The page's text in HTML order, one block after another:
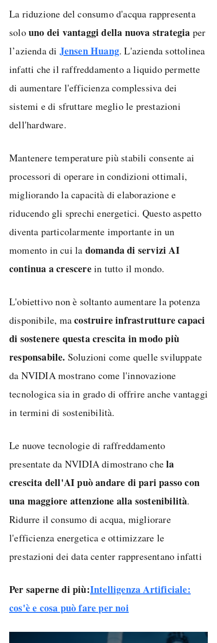
La riduzione del consumo d'acqua rappresenta
solouno dei vantaggi della nuova strategia per
l’azienda di Jensen Huang. L'azienda sottolinea
infatti che il raffreddamento a liquido permette
di aumentare l'efficienza complessiva dei
sistemi e di sfruttare meglio le prestazioni
dell'hardware.
Mantenere temperature più stabili consente ai
processori di operare in condizioni ottimali,
migliorando la capacità di elaborazione e
riducendo gli sprechi energetici. Questo aspetto
diventa particolarmente importante in un
momento in cui la domanda di servizi AI
continua a crescerein tutto il mondo.
L'obiettivo non è soltanto aumentare la potenza
disponibile, macostruire infrastrutture capaci
di sostenere questa crescita in modo più
responsabile. Soluzioni come quelle sviluppate
da NVIDIA mostrano come l'innovazione
tecnologica sia in grado di offrire anche vantaggi
in termini di sostenibilità.
Le nuove tecnologie di raffreddamento
presentate da NVIDIA dimostrano chela
crescita dell'AI può andare di pari passo con
una maggiore attenzione alla sostenibilità.
Ridurre il consumo di acqua, migliorare
l'efficienza energetica e ottimizzare le
prestazioni dei data center rappresentano infatti
Per saperne di più:Intelligenza Artificiale:
cos'è e cosa può fare per noi